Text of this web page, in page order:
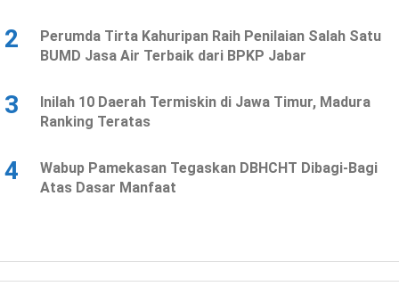
2
Perumda Tirta Kahuripan Raih Penilaian Salah Satu
BUMD Jasa Air Terbaik dari BPKP Jabar
3
Inilah 10 Daerah Termiskin di Jawa Timur, Madura
Ranking Teratas
4
Wabup Pamekasan Tegaskan DBHCHT Dibagi-Bagi
Atas Dasar Manfaat